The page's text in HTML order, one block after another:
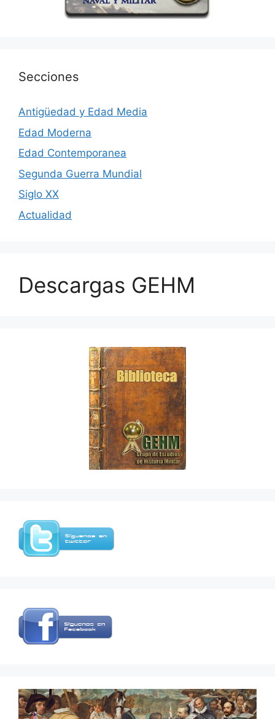
Secciones
Antigüedad y Edad Media
Edad Moderna
Edad Contemporanea
Segunda Guerra Mundial
Siglo XX
Actualidad
Descargas GEHM